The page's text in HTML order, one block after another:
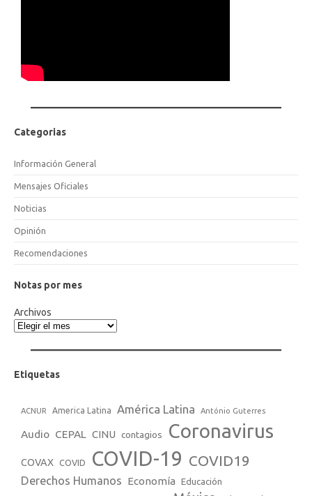
Categorias
Información General
Mensajes Oficiales
Noticias
Opinión
Recomendaciones
Notas por mes
Archivos
Etiquetas
ACNUR America Latina América Latina António Guterres
Audio CEPAL CINU contagios Coronavirus
COVAX COVID COVID-19 COVID19
Derechos Humanos Economía
Educación